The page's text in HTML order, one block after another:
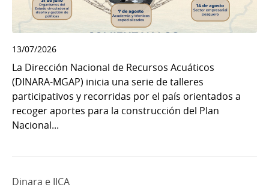
13/07/2026
La Dirección Nacional de Recursos Acuáticos
(DINARA-MGAP) inicia una serie de talleres
participativos y recorridas por el país orientados a
recoger aportes para la construcción del Plan
Nacional...
Dinara e IICA